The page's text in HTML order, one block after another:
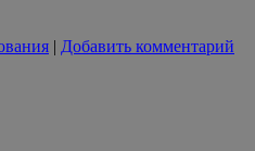
| Добавить комментарий